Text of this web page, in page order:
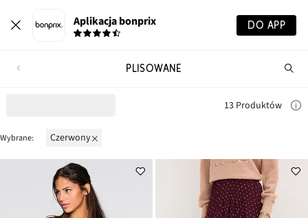
Aplikacja bonprix DO APP
PLISOWANE
13 Produktów
Wybrane: czerwony